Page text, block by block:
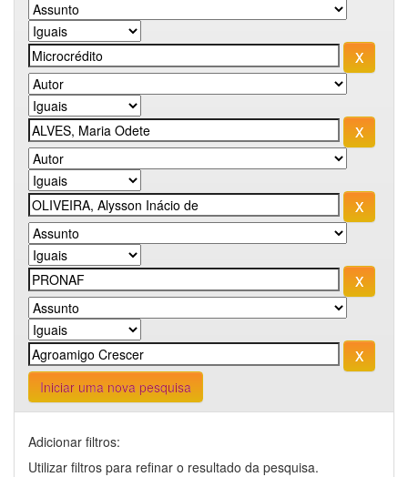
Iniciar uma nova pesquisa
Adicionar filtros:
Utilizar filtros para refinar o resultado da pesquisa.